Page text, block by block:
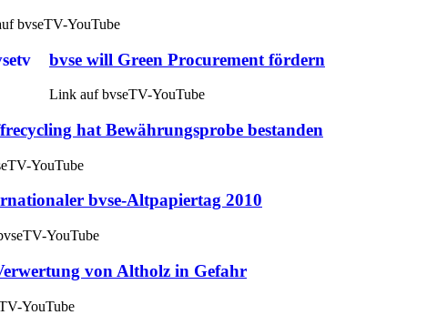
bvseTV-YouTube
bvse will Green Procurement fördern
Link auf bvseTV-YouTube
hat Bewährungsprobe bestanden
YouTube
bvse-Altpapiertag 2010
YouTube
von Altholz in Gefahr
YouTube